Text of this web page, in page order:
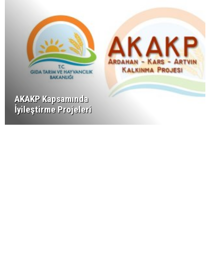
AKAKP Kapsamında
İyileştirme Projeleri